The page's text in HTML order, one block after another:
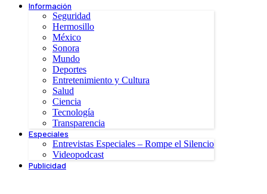
Información
Seguridad
Hermosillo
México
Sonora
Mundo
Deportes
Entretenimiento y Cultura
Salud
Ciencia
Tecnología
Transparencia
Especiales
Entrevistas Especiales – Rompe el Silencio
Videopodcast
Publicidad